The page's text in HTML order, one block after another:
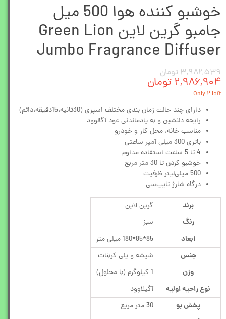
خوشبو کننده هوا 500 میل
جامبو گرین لاین Green Lion
Jumbo Fragrance Diffuser
۳,۹۸۲,۵۳۹ تومان
۲,۹۸۶,۹۰۴ تومان
Only ۲ left
دارای چند حالت زمان بندی مختلف اسپری (30ثانیه،15دقیقه،دائم)
رایحه دلنشین و به یادماندنی عود آگالوود
مناسب خانه، محل کار و خودرو
باتری 300 میلی آمپر ساعتی
4 تا 5 ساعت استفاده مداوم
خوشبو کردن تا 30 متر مربع
500 میلی‌لیتر ظرفیت
درگاه شارژ تایپ‌سی
برند گرین لاین
رنگ سبز
ابعاد 85*85*180 میلی متر
جنس شیشه و پلی کربنات
وزن 1 کیلوگرم (با محلول)
نوع راحیه اولیه آگیلاوود
پخش بو 30 متر مربع